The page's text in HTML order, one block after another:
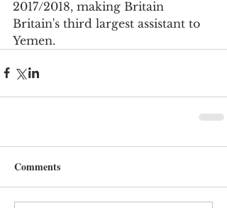
2017/2018, making Britain
Britain's third largest assistant to
Yemen.
Comments